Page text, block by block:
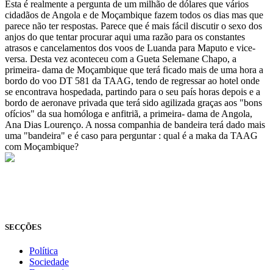
Esta é realmente a pergunta de um milhão de dólares que vários
cidadãos de Angola e de Moçambique fazem todos os dias mas que
parece não ter respostas. Parece que é mais fácil discutir o sexo dos
anjos do que tentar procurar aqui uma razão para os constantes
atrasos e cancelamentos dos voos de Luanda para Maputo e vice-
versa. Desta vez aconteceu com a Gueta Selemane Chapo, a
primeira- dama de Moçambique que terá ficado mais de uma hora a
bordo do voo DT 581 da TAAG, tendo de regressar ao hotel onde
se encontrava hospedada, partindo para o seu país horas depois e a
bordo de aeronave privada que terá sido agilizada graças aos "bons
ofícios" da sua homóloga e anfitriã, a primeira- dama de Angola,
Ana Dias Lourenço. A nossa companhia de bandeira terá dado mais
uma "bandeira" e é caso para perguntar : qual é a maka da TAAG
com Moçambique?
SECÇÕES
Política
Sociedade